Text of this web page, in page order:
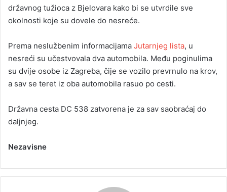
državnog tužioca z Bjelovara kako bi se utvrdile sve
okolnosti koje su dovele do nesreće.
Prema neslužbenim informacijama Jutarnjeg lista, u
nesreći su učestvovala dva automobila. Među poginulima
su dvije osobe iz Zagreba, čije se vozilo prevrnulo na krov,
a sav se teret iz oba automobila rasuo po cesti.
Državna cesta DC 538 zatvorena je za sav saobraćaj do
daljnjeg.
Nezavisne